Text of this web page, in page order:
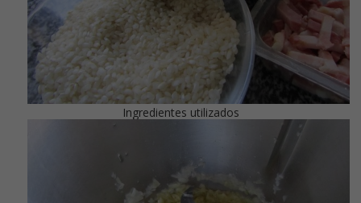
Ingredientes utilizados